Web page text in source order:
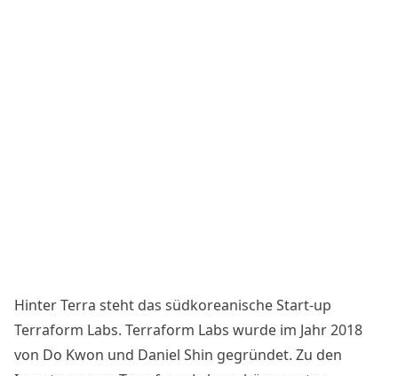
Hinter Terra steht das südkoreanische Start-up
Terraform Labs. Terraform Labs wurde im Jahr 2018
von Do Kwon und Daniel Shin gegründet. Zu den